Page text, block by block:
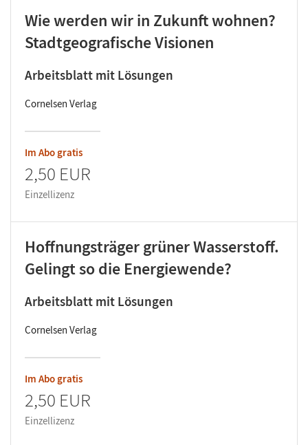
Wie werden wir in Zukunft wohnen?
Stadtgeografische Visionen
Arbeitsblatt mit Lösungen
Cornelsen Verlag
Im Abo gratis
2,50 EUR
Einzellizenz
Hoffnungsträger grüner Wasserstoff.
Gelingt so die Energiewende?
Arbeitsblatt mit Lösungen
Cornelsen Verlag
Im Abo gratis
2,50 EUR
Einzellizenz